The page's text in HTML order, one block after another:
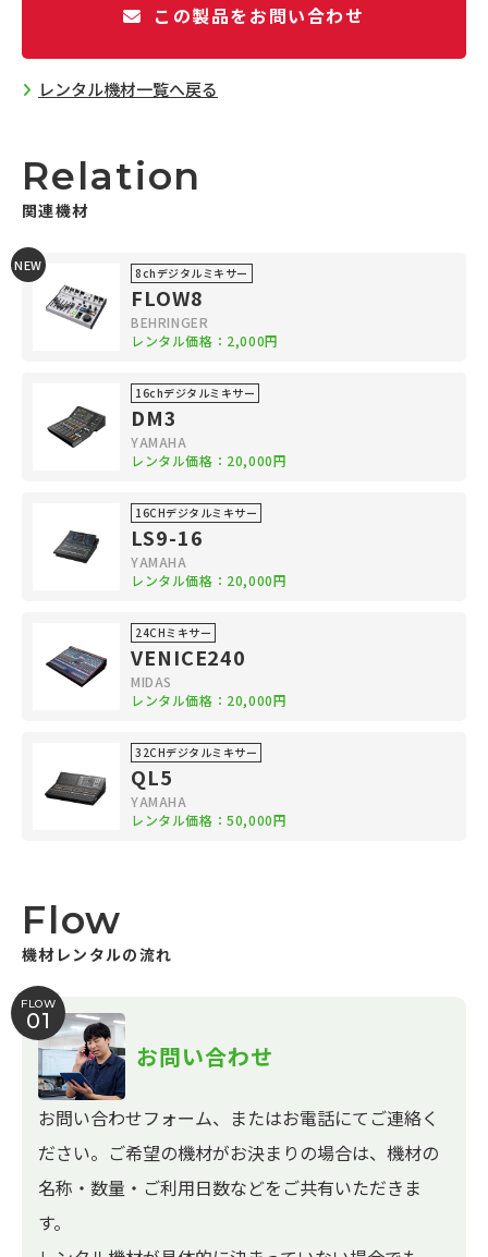
この製品をお問い合わせ
レンタル機材一覧へ戻る
Relation
関連機材
NEW 8chデジタルミキサー
FLOW8
BEHRINGER
レンタル価格：2,000円
16chデジタルミキサー
DM3
YAMAHA
レンタル価格：20,000円
16CHデジタルミキサー
LS9-16
YAMAHA
レンタル価格：20,000円
24CHミキサー
VENICE240
MIDAS
レンタル価格：20,000円
32CHデジタルミキサー
QL5
YAMAHA
レンタル価格：50,000円
Flow
機材レンタルの流れ
FLOW
01
お問い合わせ
お問い合わせフォーム、またはお電話にてご連絡く
ださい。ご希望の機材がお決まりの場合は、機材の
名称・数量・ご利用日数などをご共有いただきま
す。